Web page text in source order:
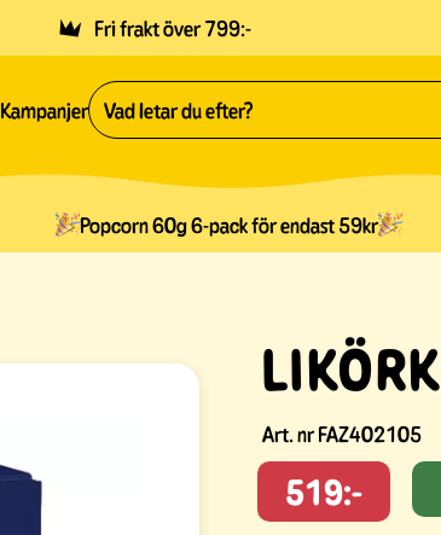
Fri frakt över 799:-
Kampanjer
Popcorn 60g 6-pack för endast 59kr
Art. nrFAZ402105
519:-